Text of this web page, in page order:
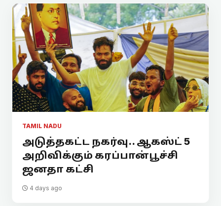
TAMIL NADU
அடுத்தகட்ட நகர்வு.. ஆகஸ்ட் 5
அறிவிக்கும் கரப்பான்பூச்சி
ஜனதா கட்சி
4 days ago